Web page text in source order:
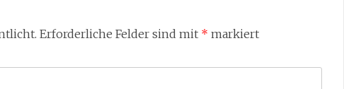
Erforderliche Felder sind mit * markiert